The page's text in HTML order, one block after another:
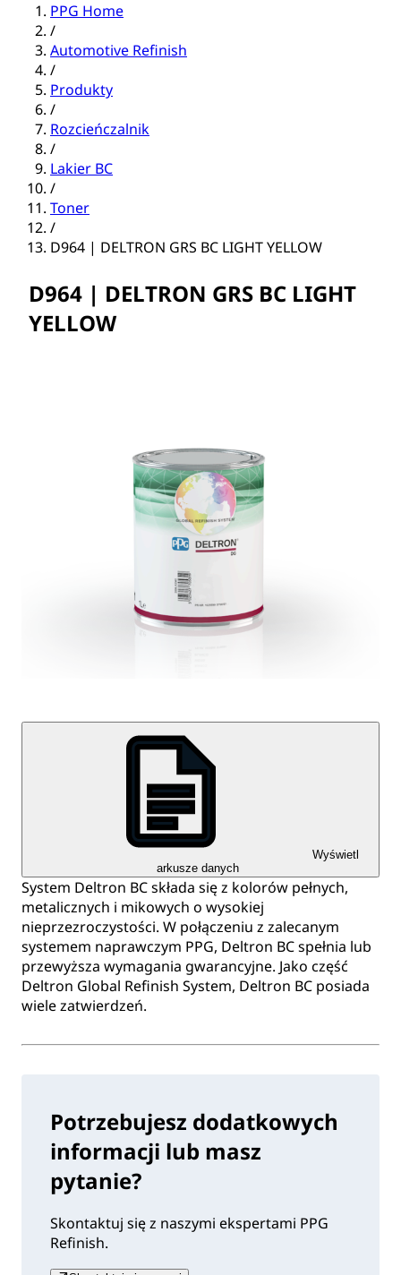
PPG Home
/
Automotive Refinish
/
Produkty
/
Rozcieńczalnik
/
Lakier BC
/
Toner
/
D964 | DELTRON GRS BC LIGHT YELLOW
D964 | DELTRON GRS BC LIGHT
YELLOW
Wyświetl
arkusze danych
System Deltron BC składa się z kolorów pełnych,
metalicznych i mikowych o wysokiej
nieprzezroczystości. W połączeniu z zalecanym
systemem naprawczym PPG, Deltron BC spełnia lub
przewyższa wymagania gwarancyjne. Jako część
Deltron Global Refinish System, Deltron BC posiada
wiele zatwierdzeń.
Potrzebujesz dodatkowych
informacji lub masz
pytanie?
Skontaktuj się z naszymi ekspertami PPG
Refinish.